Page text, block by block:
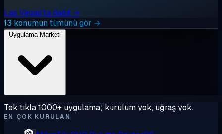
Las Vegas'ta dağıt →
13 konumun tümünü gör →
Tek tıkla 1000+ uygulama; kurulum yok, uğraş yok.
EN ÇOK KURULAN